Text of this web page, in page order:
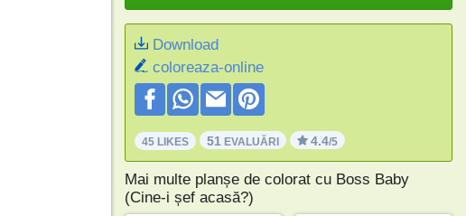
Download
coloreaza-online
45 LIKES 51 EVALUĂRI 4.4/5
Mai multe planșe de colorat cu Boss Baby
(Cine-i șef acasă?)